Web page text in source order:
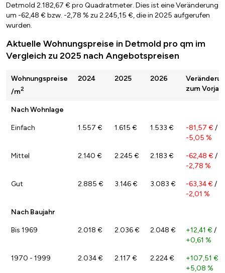
Detmold 2.182,67 € pro Quadratmeter. Dies ist eine Veränderung
um -62,48 € bzw. -2,78 % zu 2.245,15 €, die in 2025 aufgerufen
wurden.
Aktuelle Wohnungspreise in Detmold pro qm im
Vergleich zu 2025 nach Angebotspreisen
Wohnungspreise
/m2
2024 2025 2026
zum Vorjahr
Nach Wohnlage
Einfach 1.557 € 1.615 € 1.533 € -81,57 € /
-5,05 %
Mittel 2.140 € 2.245 € 2.183 € -62,48 € /
-2,78 %
Gut 2.885 € 3.146 € 3.083 € -63,34 € /
-2,01 %
Nach Baujahr
Bis 1969 2.018 € 2.036 € 2.048 € +12,41 € /
+0,61 %
1970 - 1999 2.034 € 2.117 € 2.224 € +107,51 €
+5,08 %